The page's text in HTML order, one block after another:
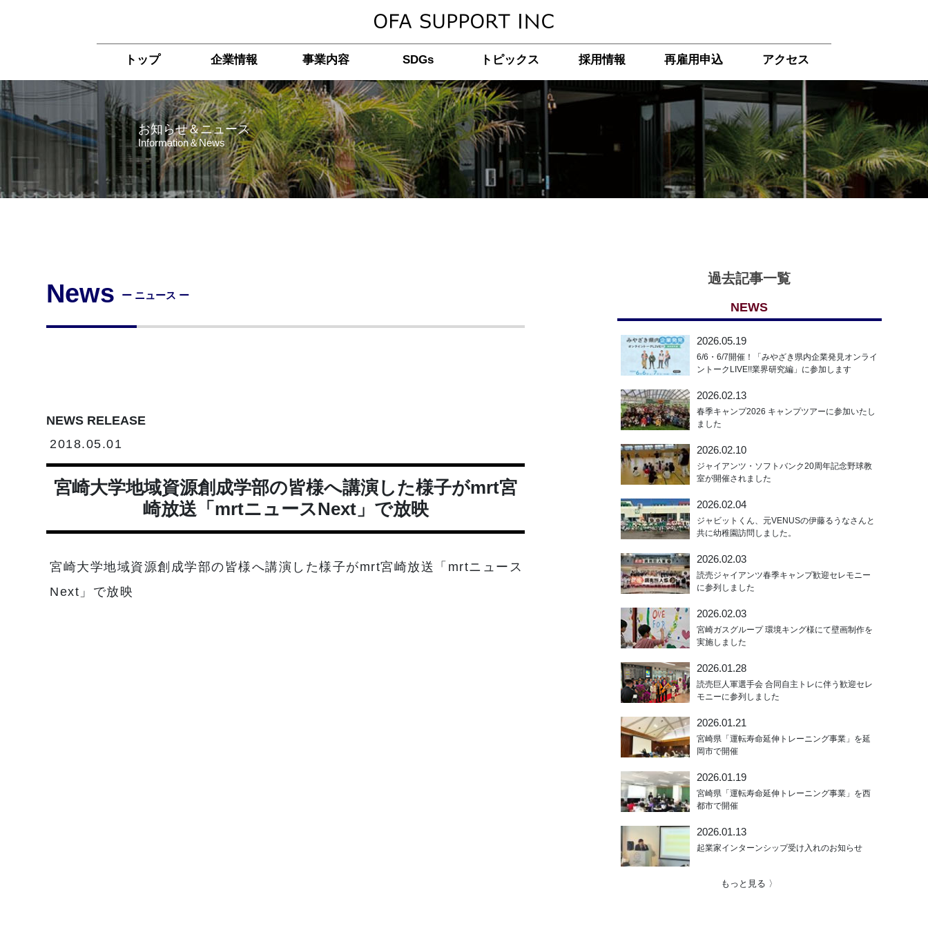
お知らせ＆ニュース
Information＆News
トップ 企業情報 事業内容 SDGs トピックス 採用情報 再雇用申込 アクセス
News ー ニュース ー
NEWS RELEASE
2018.05.01
宮崎大学地域資源創成学部の皆様へ講演した様子がmrt宮
崎放送「mrtニュースNext」で放映
宮崎大学地域資源創成学部の皆様へ講演した様子がmrt宮崎放送「mrtニュース
Next」で放映
過去記事一覧
NEWS
2026.05.19
6/6・6/7開催！「みやざき県内企業発見オンライ
ントークLIVE!!業界研究編」に参加します
2026.02.13
春季キャンプ2026 キャンプツアーに参加いたし
ました
2026.02.10
ジャイアンツ・ソフトバンク20周年記念野球教
室が開催されました
2026.02.04
ジャビットくん、元VENUSの伊藤るうなさんと
共に幼稚園訪問しました。
2026.02.03
読売ジャイアンツ春季キャンプ歓迎セレモニー
に参列しました
2026.02.03
宮崎ガスグループ 環境キング様にて壁画制作を
実施しました
2026.01.28
読売巨人軍選手会 合同自主トレに伴う歓迎セレ
モニーに参列しました
2026.01.21
宮崎県「運転寿命延伸トレーニング事業」を延
岡市で開催
2026.01.19
宮崎県「運転寿命延伸トレーニング事業」を西
都市で開催
2026.01.13
起業家インターンシップ受け入れのお知らせ
もっと見る 〉